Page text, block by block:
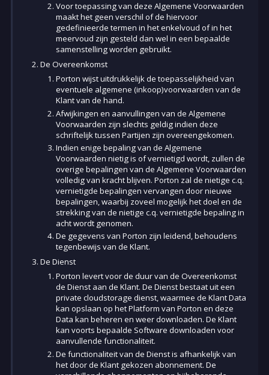
Voor toepassing van deze Algemene Voorwaarden
maakt het geen verschil of de hiervoor
gedefinieerde termen in het enkelvoud of in het
meervoud zijn gesteld dan wel in een bepaalde
samenstelling worden gebruikt.
De Overeenkomst
Porton wijst uitdrukkelijk de toepasselijkheid van
eventuele algemene (inkoop)voorwaarden van de
Klant van de hand.
Afwijkingen en aanvullingen van de Algemene
Voorwaarden zijn slechts geldig indien deze
schriftelijk tussen Partijen zijn overeengekomen.
Indien enige bepaling van de Algemene
Voorwaarden nietig is of vernietigd wordt, zullen de
overige bepalingen van de Algemene Voorwaarden
volledig van kracht blijven. Porton zal de nietige c.q.
vernietigde bepalingen vervangen door nieuwe
bepalingen, waarbij zoveel mogelijk het doel en de
strekking van de nietige c.q. vernietigde bepaling in
acht wordt genomen.
De gegevens van Porton zijn leidend, behoudens
tegenbewijs van de Klant.
De Dienst
Porton levert voor de duur van de Overeenkomst
de Dienst aan de Klant. De Dienst bestaat uit een
private cloudstorage dienst, waarmee de Klant Data
kan opslaan op het Platform van Porton en deze
Data kan beheren en weer downloaden. De Klant
kan voorts bepaalde Software downloaden voor
aanvullende functionaliteit.
De functionaliteit van de Dienst is afhankelijk van
het door de Klant gekozen abonnement. De